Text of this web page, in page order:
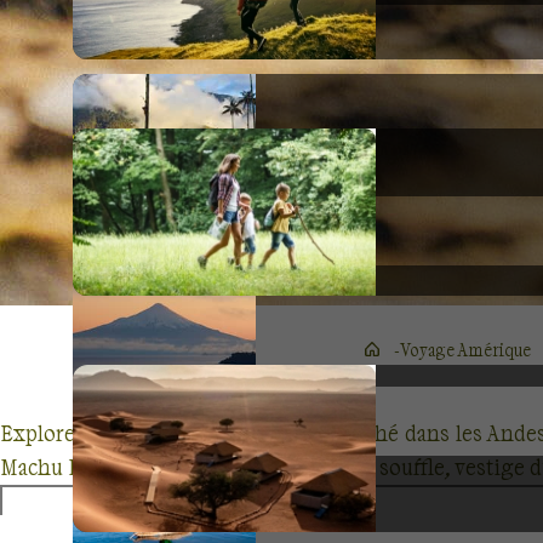
Voyage Amérique
Explorez le Pérou, pays enchanteur niché dans les
Machu Picchu, citadelle inca à couper le souffle,
du Cuzco colonial, cité endormie sous un ciel étoilé,
Sacrée, soyez perspicace : ce paysage vibrant